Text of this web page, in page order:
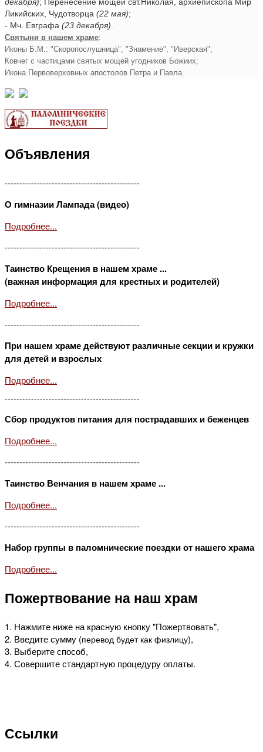
декабря); Перенесение мощей свт.Николая, архиепископа Мир
Ликийских, Чудотворца (22 мая);
- Мч. Евграфа (23 декабря)
Святыни в нашем храме:
Иконы Б.М.: "Скоропослушница", "Знамение", "Иверская";
Ковчег с частицами святых мощей угодников Божиих;
Икона Первоверховных апостолов Петра и Павла.
Объявления
----------------------------------------------
О гимназии Лампада (видео)
Подробнее...
----------------------------------------------
Таинство Крещения в нашем храме ...
(важная информация для крестных и родителей)
Подробнее...
----------------------------------------------
При нашем храме действуют различные секции и кружки
для детей и взрослых
Подробнее...
----------------------------------------------
Сбор продуктов питания для пострадавших и беженцев
Подробнее...
----------------------------------------------
Таинство Венчания в нашем храме ...
Подробнее...
----------------------------------------------
Набор группы в паломнические поездки от нашего храма
Подробнее...
Пожертвование на наш храм
1. Нажмите ниже на красную кнопку "Пожертвовать",
2. Введите сумму (перевод будет как физлицу),
3. Выберите способ,
4. Совершите стандартную процедуру оплаты.
Ссылки